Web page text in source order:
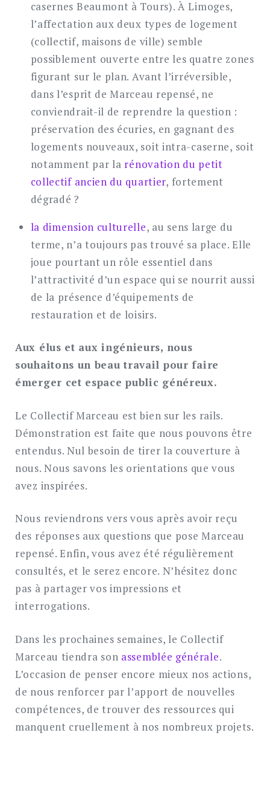
casernes Beaumont à Tours). À Limoges,
l’affectation aux deux types de logement
(collectif, maisons de ville) semble
possiblement ouverte entre les quatre zones
figurant sur le plan. Avant l’irréversible,
dans l’esprit de Marceau repensé, ne
conviendrait-il de reprendre la question :
préservation des écuries, en gagnant des
logements nouveaux, soit intra-caserne, soit
notamment par la rénovation du petit
collectif ancien du quartier, fortement
dégradé ?
la dimension culturelle, au sens large du
terme, n’a toujours pas trouvé sa place. Elle
joue pourtant un rôle essentiel dans
l’attractivité d’un espace qui se nourrit aussi
de la présence d’équipements de
restauration et de loisirs.
Aux élus et aux ingénieurs, nous
souhaitons un beau travail pour faire
émerger cet espace public généreux.
Le Collectif Marceau est bien sur les rails.
Démonstration est faite que nous pouvons être
entendus. Nul besoin de tirer la couverture à
nous. Nous savons les orientations que vous
avez inspirées.
Nous reviendrons vers vous après avoir reçu
des réponses aux questions que pose Marceau
repensé. Enfin, vous avez été régulièrement
consultés, et le serez encore. N’hésitez donc
pas à partager vos impressions et
interrogations.
Dans les prochaines semaines, le Collectif
Marceau tiendra son assemblée générale.
L’occasion de penser encore mieux nos actions,
de nous renforcer par l’apport de nouvelles
compétences, de trouver des ressources qui
manquent cruellement à nos nombreux projets.